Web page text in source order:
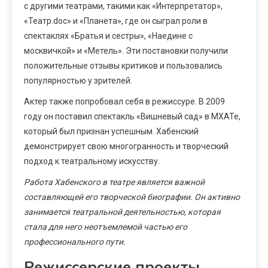
с другими театрами, такими как «Интерпретатор»,
«Театр.doc» и «Планета», где он сыграл роли в
спектаклях «Братья и сестры», «Наедине с
москвичкой» и «Метель». Эти постановки получили
положительные отзывы критиков и пользовались
популярностью у зрителей.
Актер также попробовал себя в режиссуре. В 2009
году он поставил спектакль «Вишневый сад» в МХАТе,
который был признан успешным. Хабенский
демонстрирует свою многогранность и творческий
подход к театральному искусству.
Работа Хабенского в театре является важной
составляющей его творческой биографии. Он активно
занимается театральной деятельностью, которая
стала для него неотъемлемой частью его
профессионального пути.